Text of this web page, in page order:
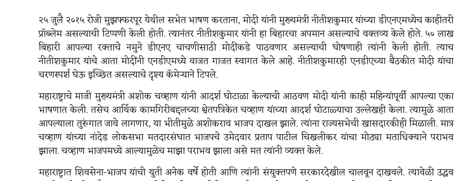
२५ जुलै २०१५ रोजी मुझफ्फरपूर येथील सभेत भाषण करताना, मोदी यांनी मुख्यमंत्री नीतीशकुमार यांच्या डीएनएमध्येच काहीतरी
प्रॉब्लेम असल्याची टिप्पणी केली होती. त्यानंतर नीतीशकुमार यांनी हा बिहारचा अपमान असल्याचे वक्तव्य केले होते. ५० लाख
बिहारी आपल्या रक्ताचे नमुने डीएनए चाचणीसाठी मोदींकडे पाठवणार असल्याची घोषणाही त्यांनी केली होती. त्याच
नीतीशकुमार यांचे आता मोदींनी एनडीएमध्ये वाजत गाजत स्वागत केले आहे. नीतीशकुमारही एनडीएच्या बैठकीत मोदी यांचा
चरणस्पर्श घेऊ इच्छित असल्याचे दृश्य कॅमेऱ्याने टिपले.
महाराष्ट्राचे माजी मुख्यमंत्री अशोक चव्हाण यांनी आदर्श घोटाळा केल्याची आठवण मोदी यांनी काही महिन्यांपूर्वी आपल्या एका
भाषणात केली. तसेच आर्थिक कामगिरीबद्दलच्या श्वेतपत्रिकेत चव्हाण यांच्या आदर्श घोटाळ्याचा उल्लेखही केला. त्यामुळे आता
आपल्याला तुरुंगात जावे लागणार, या भीतीमुळे अशोकराव भाजप दाखल झाले. त्यांना राज्यसभेची खासदारकीही मिळाली. मात्र
चव्हाण यांच्या नांदेड लोकसभा मतदारसंघात भाजपचे उमेदवार प्रताप पाटील चिखलीकर यांचा मोठ्या मताधिक्याने पराभव
झाला. चव्हाण भाजपमध्ये आल्यामुळेच माझा पराभव झाला असे मत त्यांनी व्यक्त केले.
महाराष्ट्रात शिवसेना-भाजप यांची युती अनेक वर्षे होती आणि त्यांनी संयुक्तपणे सरकारदेखील चालवून दाखवले. त्यावेळी उद्धव